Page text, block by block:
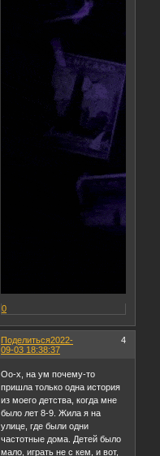
0
Поделиться 4
2022-
09-03 18:38:37
Оо-х, на ум почему-то
пришла только одна история
из моего детства, когда мне
было лет 8-9. Жила я на
улице, где были одни
частотные дома. Детей было
мало, играть не с кем, и вот,